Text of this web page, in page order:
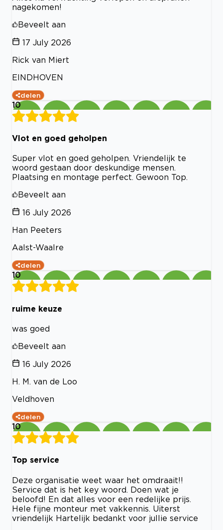
nagekomen!
Beveelt aan
17 July 2026
Rick van Miert
EINDHOVEN
delen
10
Vlot en goed geholpen
Super vlot en goed geholpen. Vriendelijk te
woord gestaan door deskundige mensen.
Plaatsing en montage perfect. Gewoon Top.
Beveelt aan
16 July 2026
Han Peeters
Aalst-Waalre
delen
10
ruime keuze
was goed
Beveelt aan
16 July 2026
H. M. van de Loo
Veldhoven
delen
10
Top service
Deze organisatie weet waar het omdraait!!
Service dat is het key woord. Doen wat je
beloofd! En dat alles voor een redelijke prijs.
Hele fijne monteur met vakkennis. Uiterst
vriendelijk Hartelijk bedankt voor jullie service